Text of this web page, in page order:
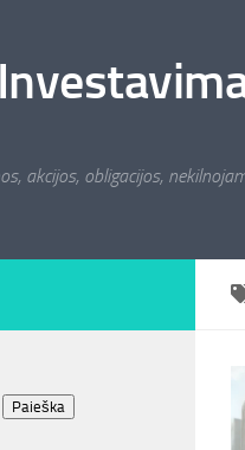
akcijos, obligacijos,
Paieška